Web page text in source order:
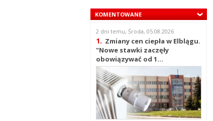
KOMENTOWANE
2 dni temu, Środa, 05.08.2026
1. Zmiany cen ciepła w Elblągu.
"Nowe stawki zaczęły
obowiązywać od 1...